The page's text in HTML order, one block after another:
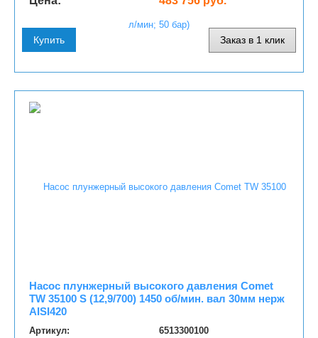
Купить Заказ в 1 клик
Насос плунжерный высокого давления Comet
TW 35100 S (12,9/700) 1450 об/мин. вал 30мм нерж
AISI420
Артикул:
6513300100